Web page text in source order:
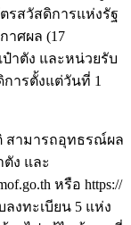
รสวัสดิการแห่งรัฐ
าศผล (17
าตัง และหน่วยรับ
ารตั้งแต่วันที่ 1
สามารถอุทธรณ์ผล
ง และ
หรือ https://
งทะเบียน 5 แห่ง